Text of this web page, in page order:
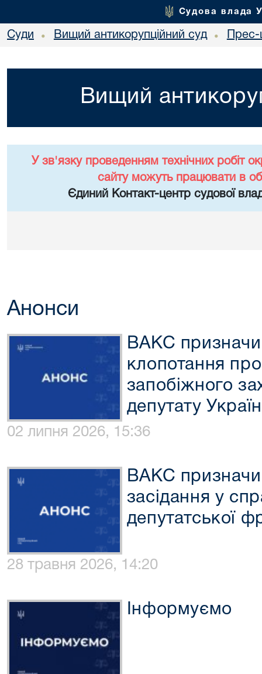
Судова влада
Суди • Вищий антикорупційний суд •
Вищий
У зв'язку проведенням технічних робіт
сайту можуть працювати в
Єдиний Контакт-центр судової
Анонси
ВАКС
клопотання
запобіжного
депутату
02 липня 2026, 15:36
ВАКС
засідання у
депутатської
28 травня 2026, 14:20
Інформуємо